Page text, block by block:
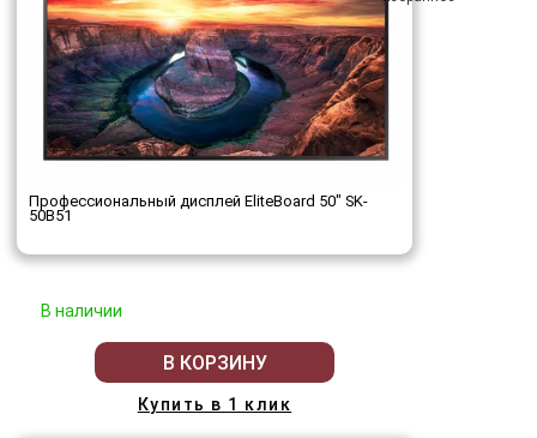
Профессиональный дисплей EliteBoard 50" SK-
50B51
В наличии
В КОРЗИНУ
Купить в 1 клик